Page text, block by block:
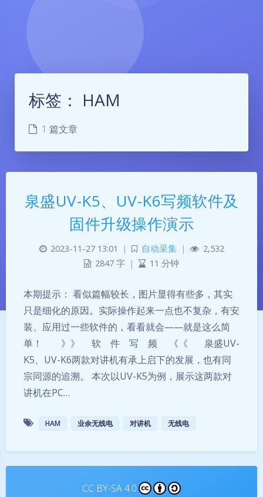
夜间模式
浅阴影
关闭 日落 暗化 灰度
标签： HAM
1 篇文章
泉盛UV-K5、UV-K6写频软件及
固件升级操作演示
2023-11-27 13:01 | 自动采集 |
2,532
2847 字 | 11 分钟
本期提示： 看似篇幅较长，图片显得有些多，其实
只是细化的原因。实际操作起来一点也不复杂，有安
装、应用过一些软件的，看看就会——就是这么简
单！ 》》 软 件 写 频 《《 泉盛UV-
K5、UV-K6两款对讲机有承上启下的发展，也有同
宗同源的追溯。 本次以UV-K5为例，展示这两款对
讲机在PC…
HAM 业余无线电 对讲机 无线电
CC BY-SA 4.0